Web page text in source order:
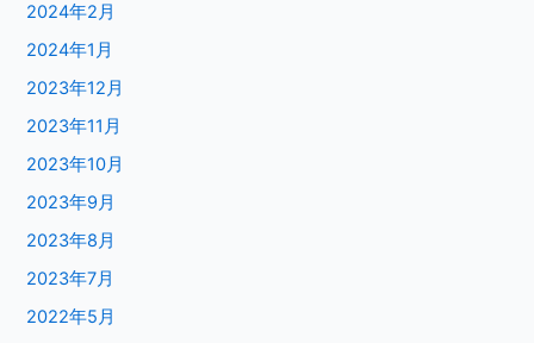
2024年2月
2024年1月
2023年12月
2023年11月
2023年10月
2023年9月
2023年8月
2023年7月
2022年5月